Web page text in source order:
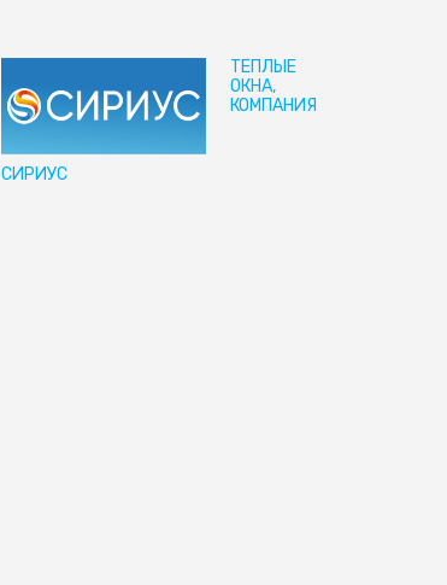
СИРИУС
ТЁПЛЫЕ
ОКНА,
КОМПАНИЯ